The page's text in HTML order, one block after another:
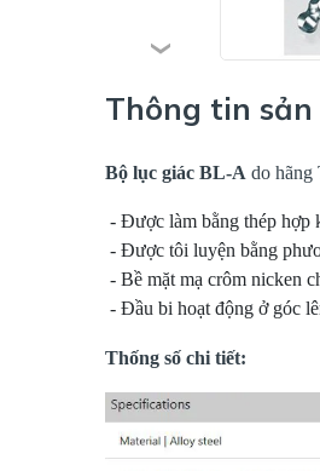
Thông tin
Bộ lục giác BL-A do hãng
- Được làm bằng thép hợp
- Được tôi luyện bằng
- Bề mặt mạ crôm nicken
- Đầu bi hoạt động ở góc
Thống số chi tiết: